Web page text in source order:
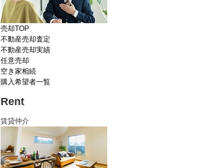
売却TOP
不動産売却査定
不動産売却実績
任意売却
空き家相続
購入希望者一覧
Rent
賃貸仲介